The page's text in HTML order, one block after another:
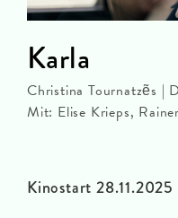
Kinostart 28.11.2025
Karla
Christina Tournatzẽs |
Mit: Elise Krieps,